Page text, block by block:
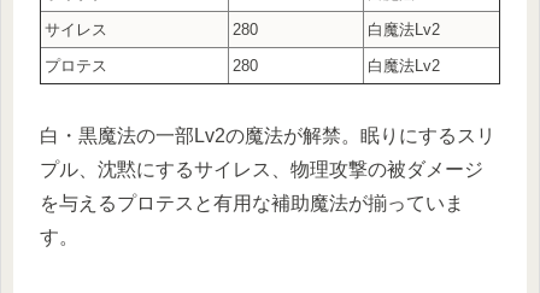
サイレス
280
白魔法Lv2
プロテス
280 白魔法Lv2
白・黒魔法の一部Lv2の魔法が解禁。眠りにするスリ
プル、沈黙にするサイレス、物理攻撃の被ダメージ
を与えるプロテスと有用な補助魔法が揃っていま
す。